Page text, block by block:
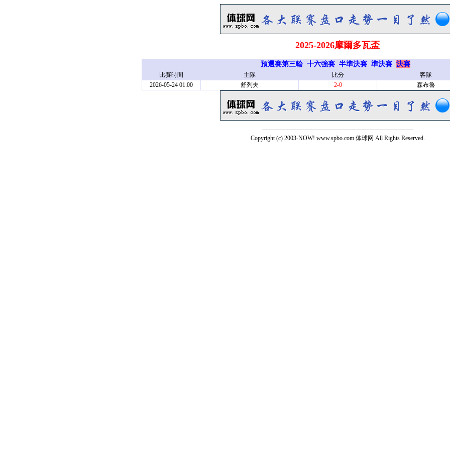
2025-2026摩爾多瓦盃
預選賽第三輪 十六強賽 半準決賽 準決賽 決賽
比賽時間 主隊 比分
客隊
2026-05-24 01:00
舒列夫 2-0 森布魯
Copyright (c) 2003-NOW! www.spbo.com 体球网 All Rights Reserved.